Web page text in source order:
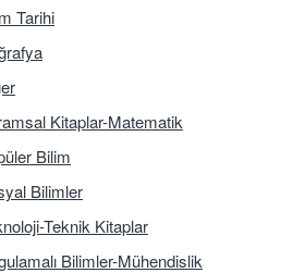
Tarihi
Kitaplar-Matematik
Bilim
Bilimler
Teknik Kitaplar
Bilimler-Mühendislik